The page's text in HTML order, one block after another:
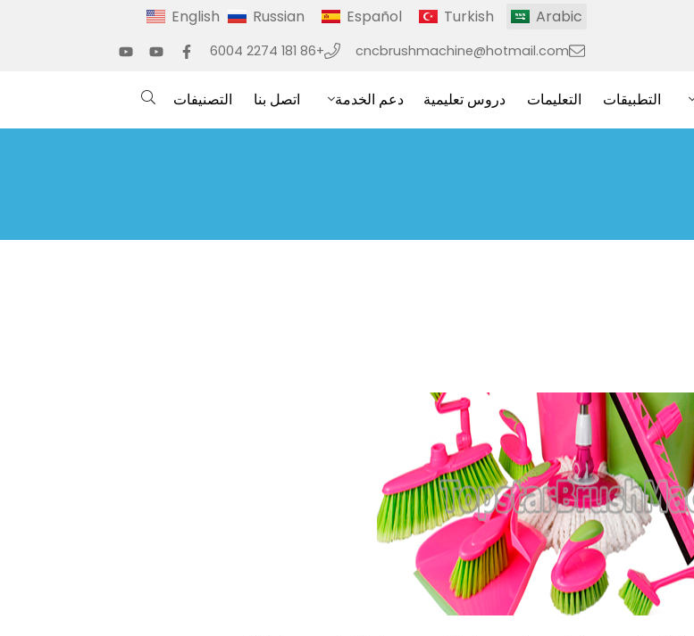
English Russian Español Turkish Arabic
cncbrushmachine@hotmail.com
+86 181 2274 6004
التطبيقات التعليمات دروس تعليمية دعم الخدمة اتصل بنا التصنيفات